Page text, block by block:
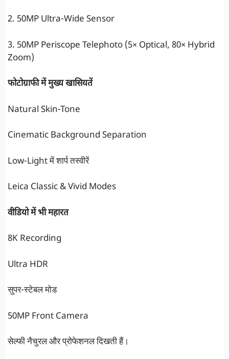
2. 50MP Ultra-Wide Sensor
3. 50MP Periscope Telephoto (5× Optical, 80× Hybrid
Zoom)
फोटोग्राफी में मुख्य खासियतें
Natural Skin-Tone
Cinematic Background Separation
Low-Light में शार्प तस्वीरें
Leica Classic & Vivid Modes
वीडियो में भी महारत
8K Recording
Ultra HDR
सुपर-स्टेबल मोड
50MP Front Camera
सेल्फी नैचुरल और प्रोफेशनल दिखती हैं।